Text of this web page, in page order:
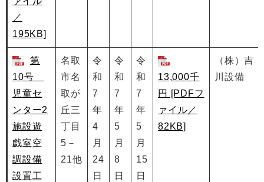
／
195KB]
第
10号
児童セ
ンター2
施設遊
戯室空
調設備
設置工
名取
市名
取が
丘三
丁目
5－
21他
令
和
7
年
4
月
24
日
令
和
7
年
5
月
8
日
令
和
7
年
5
月
15
日
13,000千
円 [PDFフ
ァイル／
82KB]
（株）吉
川設備